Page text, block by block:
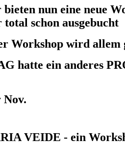
nun eine neue
schon ausgebucht
Workshop wird allem
hatte ein anderes
VEIDE - ein